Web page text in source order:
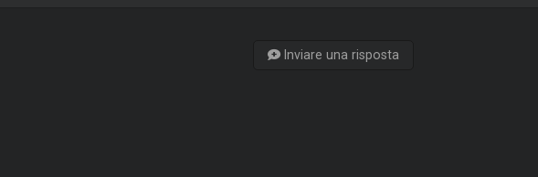
Inviare una risposta